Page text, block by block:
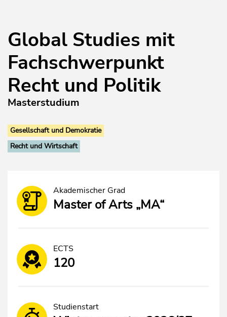
Global Studies mit
Fachschwerpunkt
Recht und Politik
Masterstudium
Gesellschaft und Demokratie
Recht und Wirtschaft
Akademischer Grad
Master of Arts „MA“
ECTS
120
Studienstart